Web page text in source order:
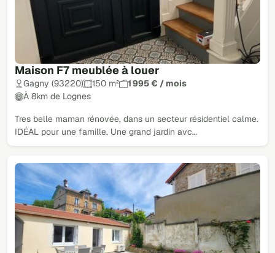
Maison F7 meublée à louer
Gagny (93220) 150 m²
1 995 € / mois
À 8km de Lognes
Tres belle maman rénovée, dans un secteur résidentiel calme.
IDÉAL pour une famille. Une grand jardin avc…